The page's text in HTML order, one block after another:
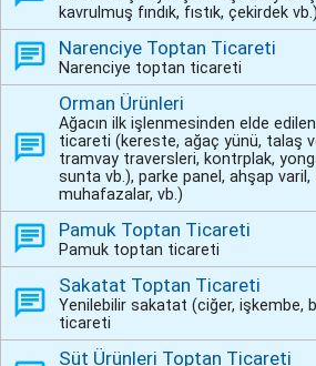
kavrulmuş fındık, fıstık, çekirdek vb.)
Narenciye Toptan Ticareti
Narenciye toptan ticareti
Orman Ürünleri
Ağacın ilk işlenmesinden elde
ticareti (kereste, ağaç yünü, talaş
tramvay traversleri, kontrplak,
sunta vb.), parke panel, ahşap varil,
muhafazalar, vb.)
Pamuk Toptan Ticareti
Pamuk toptan ticareti
Sakatat Toptan Ticareti
Yenilebilir sakatat (ciğer, işkembe,
ticareti
Süt Ürünleri Toptan Ticareti